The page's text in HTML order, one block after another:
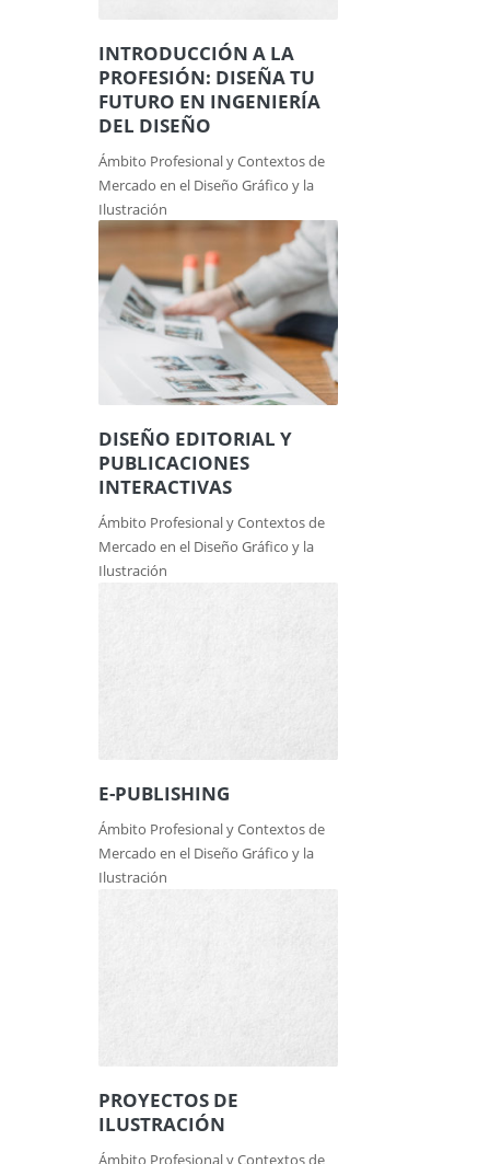
INTRODUCCIÓN A LA
PROFESIÓN: DISEÑA TU
FUTURO EN INGENIERÍA
DEL DISEÑO
Ámbito Profesional y Contextos de
Mercado en el Diseño Gráfico y la
Ilustración
DISEÑO EDITORIAL Y
PUBLICACIONES
INTERACTIVAS
Ámbito Profesional y Contextos de
Mercado en el Diseño Gráfico y la
Ilustración
E-PUBLISHING
Ámbito Profesional y Contextos de
Mercado en el Diseño Gráfico y la
Ilustración
PROYECTOS DE
ILUSTRACIÓN